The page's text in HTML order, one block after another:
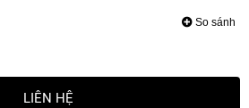
So sánh
LIÊN HỆ